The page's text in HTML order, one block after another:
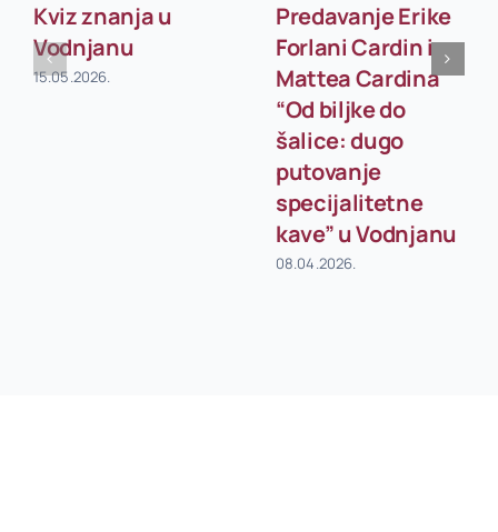
Kviz znanja u
Vodnjanu
15.05.2026.
Predavanje Erike
Forlani Cardin i
Mattea Cardina
“Od biljke do
šalice: dugo
putovanje
specijalitetne
kave” u Vodnjanu
08.04.2026.